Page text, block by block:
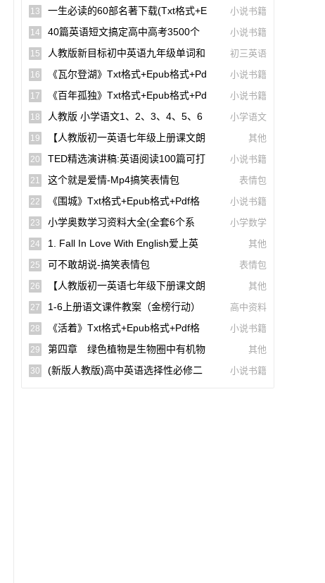
音频录音课本单词朗读听力MP3】
13
一生必读的60部名著下载(txt格式+e
Pub格式+pdf格式)
小说书籍
14
40篇英语短文搞定高中高考3500个
单词(mp3音频+文本+翻译)【A01806】
小说书籍
15
人教版新目标初中英语九年级单词和
课文朗读录音听力mp3
初三英语
16
《瓦尔登湖》txt格式+epub格式+pd
F格式下载（一生必读的60部名著）【A0
0614】
小说书籍
17
《百年孤独》txt格式+epub格式+pd
F格式下载（一生必读的60部名著）【A0
0561】
小说书籍
18
人教版 小学语文1、2、3、4、5、6
年级课本(电子版pdf)
小学语文
19
【人教版初一英语七年级上册课文朗
读听力mp3】Starter Unit 1 Good Morni
Ng!
其他
20
TED精选演讲稿:英语阅读100篇可打
印高清PDF电子版配套双语视频【A0049
4】
小说书籍
21 这个就是爱情-Mp4搞笑表情包 表情包
22
《围城》txt格式+epub格式+pdf格
式下载【A00615】
小说书籍
23
小学奥数学习资料大全(全套6个系
列)【A00231】
小学数学
24
1. Fall In Love With English爱上英
语(40篇英语短文搞定高中高考3500个单
词)
其他
25 可不敢胡说-搞笑表情包 表情包
26
【人教版初一英语七年级下册课文朗
读听力mp3】Unit 2
其他
27
1-6上册语文课件教案（金榜行动）
(docx,pdf,电子版)【A02960-005】
高中资料
28
《活着》txt格式+epub格式+pdf格
式下载（一生必读的60部名著）【A0055
9】
小说书籍
29
第四章 绿色植物是生物圈中有机物
的制造者(思维导图|教材知识全解|经典例
其他
30
(新版人教版)高中英语选择性必修二
小说书籍